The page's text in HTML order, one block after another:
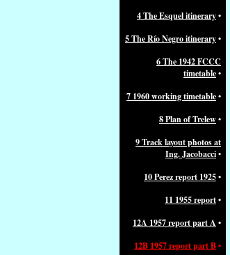
4 The Esquel itinerary•
5 The Río Negro itinerary•
6 The 1942 FCCC
timetable•
7 1960 working timetable•
8 Plan of Trelew•
9 Track layout photos at
Ing. Jacobacci•
10Perez report 1925•
11 1955 report•
12A 1957 report part A •
12B 1957 report part B•